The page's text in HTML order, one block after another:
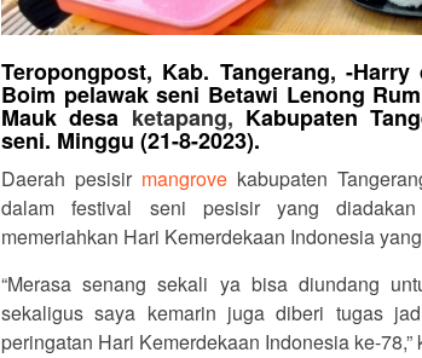
Teropongpost, Kab. Tangerang, -
Boim pelawak seni Betawi Lenong
Mauk desa ketapang, Kabupaten
seni. Minggu (21-8-2023).
Daerah pesisir mangrove kabupaten
dalam festival seni pesisir yang
memeriahkan Hari Kemerdekaan Indonesia
“Merasa senang sekali ya bisa diundang
sekaligus saya kemarin juga diberi tugas
peringatan Hari Kemerdekaan Indonesia ke-78,”